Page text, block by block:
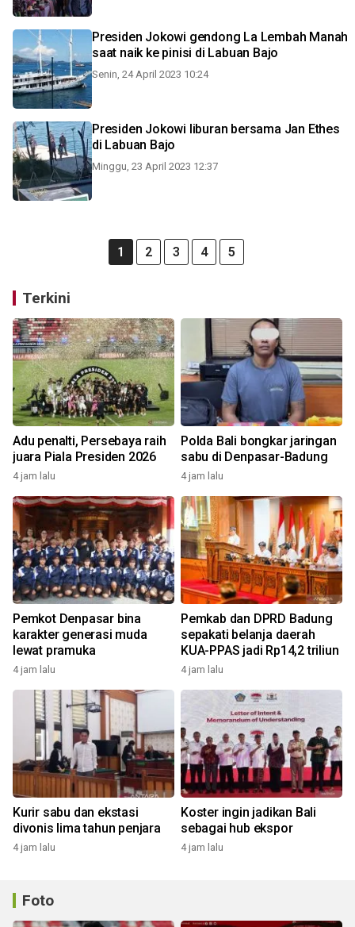
Presiden Jokowi gendong La Lembah Manah
saat naik ke pinisi di Labuan Bajo
Senin, 24 April 2023 10:24
Presiden Jokowi liburan bersama Jan Ethes
di Labuan Bajo
Minggu, 23 April 2023 12:37
1 2 3 4 5
Terkini
Adu penalti, Persebaya raih
juara Piala Presiden 2026
4 jam lalu
Polda Bali bongkar jaringan
sabu di Denpasar-Badung
4 jam lalu
Pemkot Denpasar bina
karakter generasi muda
lewat pramuka
4 jam lalu
Pemkab dan DPRD Badung
sepakati belanja daerah
KUA-PPAS jadi Rp14,2 triliun
4 jam lalu
Kurir sabu dan ekstasi
divonis lima tahun penjara
4 jam lalu
Koster ingin jadikan Bali
sebagai hub ekspor
4 jam lalu
Foto